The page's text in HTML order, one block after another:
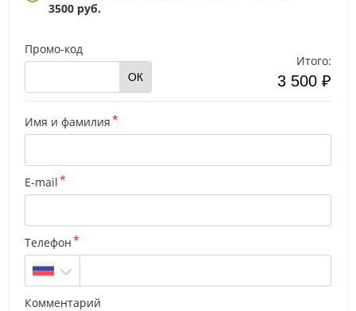
3500 руб.
Промо-код
ОК
Итого:
3 500 ₽
Имя и фамилия
E-mail
Телефон
Комментарий